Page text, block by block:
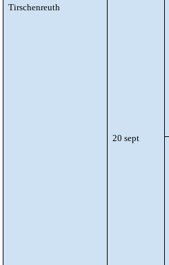
Tirschenreuth
20 sept